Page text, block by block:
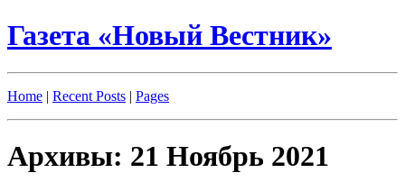
Газета «Новый Вестник»
Home | Recent Posts | Pages
Архивы: 21 Ноябрь 2021